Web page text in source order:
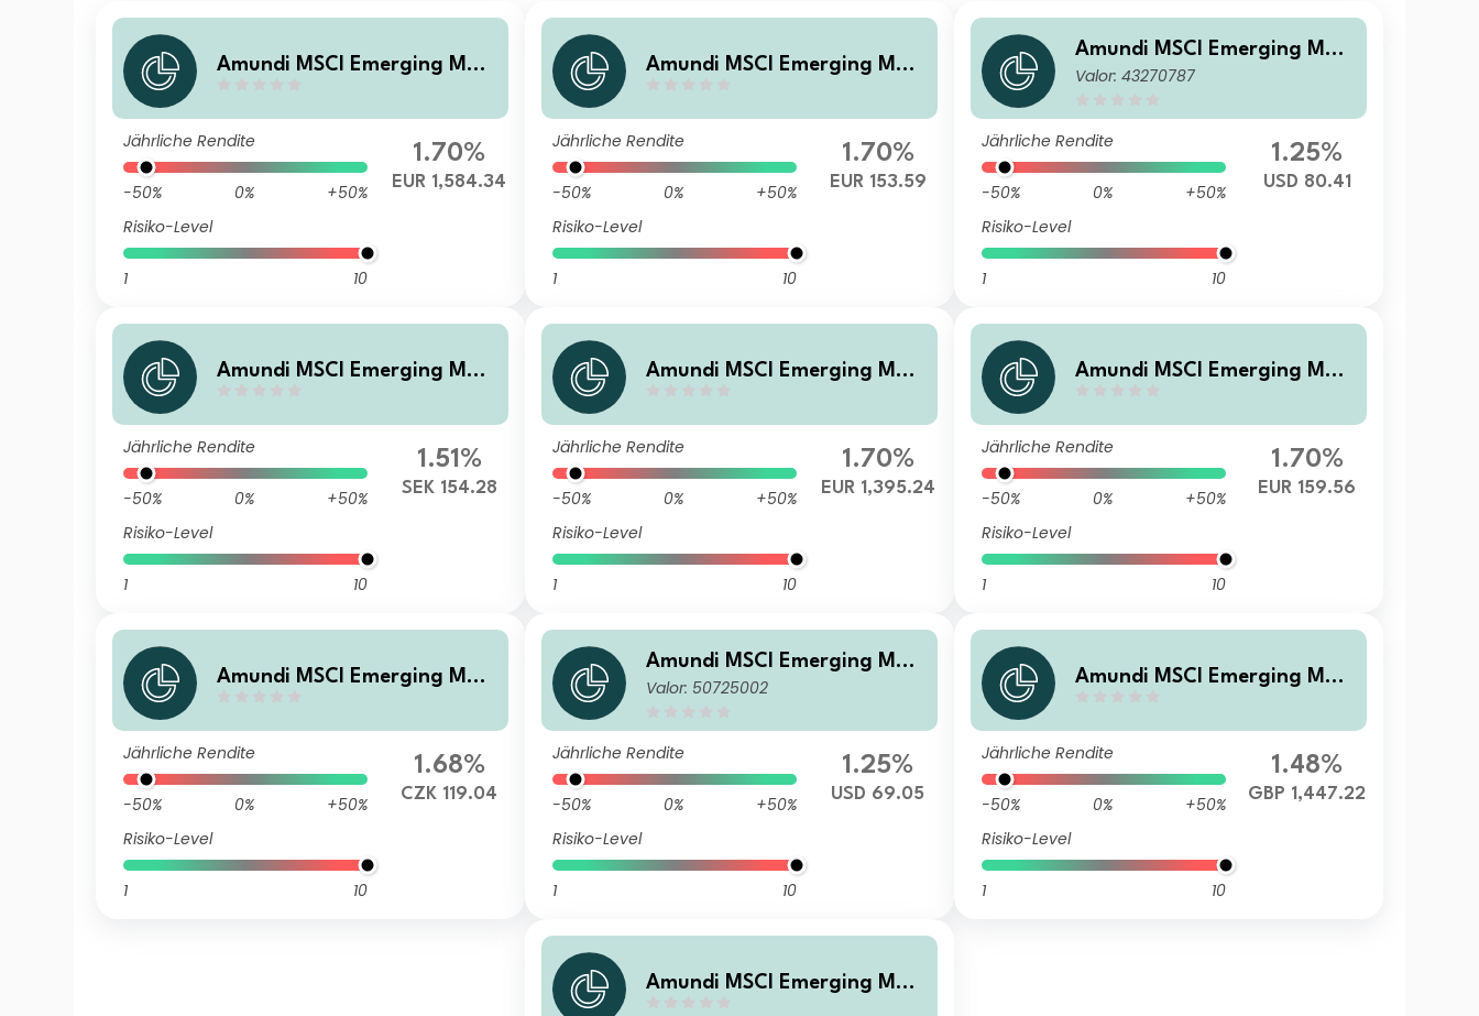
Amundi MSCI Emerging Mar
d - IE (C)
Jährliche Rendite
-50% 0%
+50%
Risiko-Level
1 10
1.70%
EUR 1,584.34
Amundi MSCI Emerging Mar
d - AE (C)
Jährliche Rendite
-50% 0%
+50%
Risiko-Level
1 10
1.70%
EUR 153.59
Amundi MSCI Emerging Mar
kets SRI Climate Paris Aligne
Valor: 43270787
Jährliche Rendite
-50% 0%
+50%
Risiko-Level
1 10
1.25%
USD 80.41
Amundi MSCI Emerging Mar
d - I13 (C)
Jährliche Rendite
-50% 0%
+50%
Risiko-Level
1 10
1.51%
SEK 154.28
Amundi MSCI Emerging Mar
d - IE (D)
Jährliche Rendite
-50% 0%
+50%
Risiko-Level
1 10
1.70%
EUR 1,395.24
Amundi MSCI Emerging Mar
d - RE (C)
Jährliche Rendite
-50% 0%
+50%
Risiko-Level
1 10
1.70%
EUR 159.56
Amundi MSCI Emerging Mar
d - AK (C)
Jährliche Rendite
-50% 0%
+50%
Risiko-Level
1 10
1.68%
CZK 119.04
Amundi MSCI Emerging Mar
kets SRI Climate Paris Aligne
Valor: 50725002
Jährliche Rendite
-50% 0%
+50%
Risiko-Level
1 10
1.25%
USD 69.05
Amundi MSCI Emerging Mar
d - IG (C)
Jährliche Rendite
-50% 0%
+50%
Risiko-Level
1 10
1.48%
GBP 1,447.22
Amundi MSCI Emerging Mar